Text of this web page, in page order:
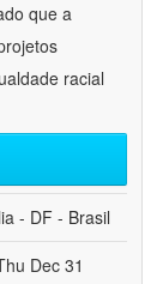
que a
racial
- DF - Brasil
Dec 31